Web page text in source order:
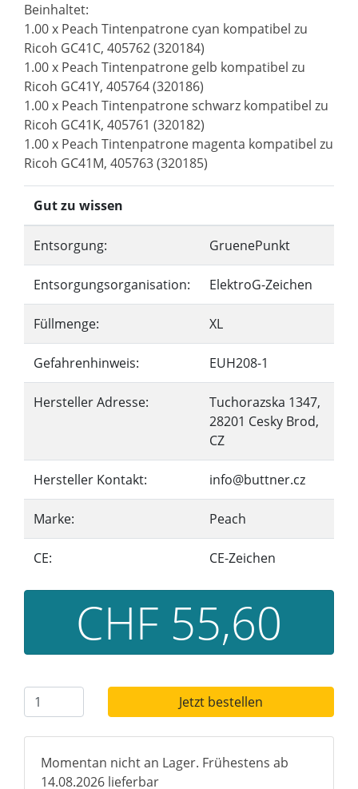
Beinhaltet:
1.00 x Peach Tintenpatrone cyan kompatibel zu
Ricoh GC41C, 405762 (320184)
1.00 x Peach Tintenpatrone gelb kompatibel zu
Ricoh GC41Y, 405764 (320186)
1.00 x Peach Tintenpatrone schwarz kompatibel zu
Ricoh GC41K, 405761 (320182)
1.00 x Peach Tintenpatrone magenta kompatibel zu
Ricoh GC41M, 405763 (320185)
Gut zu wissen
Entsorgung: GruenePunkt
Entsorgungsorganisation: ElektroG-Zeichen
Füllmenge: XL
Gefahrenhinweis: EUH208-1
Hersteller Adresse:
Tuchorazska 1347,
28201 Cesky Brod,
CZ
Hersteller Kontakt: info@buttner.cz
Marke: Peach
CE: CE-Zeichen
CHF 55,60
Jetzt bestellen
Momentan nicht an Lager. Frühestens ab
14.08.2026 lieferbar